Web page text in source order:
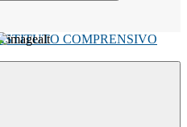
ISTITUTO COMPRENSIVO